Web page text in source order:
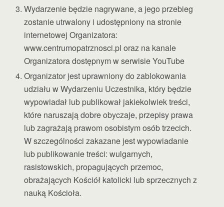
Wydarzenie będzie nagrywane, a jego przebieg
zostanie utrwalony i udostępniony na stronie
internetowej Organizatora:
www.centrumopatrznosci.pl oraz na kanale
Organizatora dostępnym w serwisie YouTube
Organizator jest uprawniony do zablokowania
udziału w Wydarzeniu Uczestnika, który będzie
wypowiadał lub publikował jakiekolwiek treści,
które naruszają dobre obyczaje, przepisy prawa
lub zagrażają prawom osobistym osób trzecich.
W szczególności zakazane jest wypowiadanie
lub publikowanie treści: wulgarnych,
rasistowskich, propagujących przemoc,
obrażających Kościół katolicki lub sprzecznych z
nauką Kościoła.